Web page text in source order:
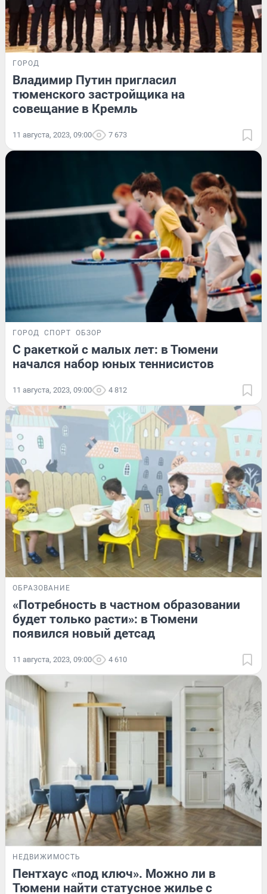
ГОРОД
Владимир Путин пригласил
тюменского застройщика на
совещание в Кремль
11 августа, 2023, 09:00 7 673
ГОРОД СПОРТ ОБЗОР
С ракеткой с малых лет: в Тюмени
начался набор юных теннисистов
11 августа, 2023, 09:00 4 812
ОБРАЗОВАНИЕ
«Потребность в частном образовании
будет только расти»: в Тюмени
появился новый детсад
11 августа, 2023, 09:00 4 610
НЕДВИЖИМОСТЬ
Пентхаус «под ключ». Можно ли в
Тюмени найти статусное жилье с